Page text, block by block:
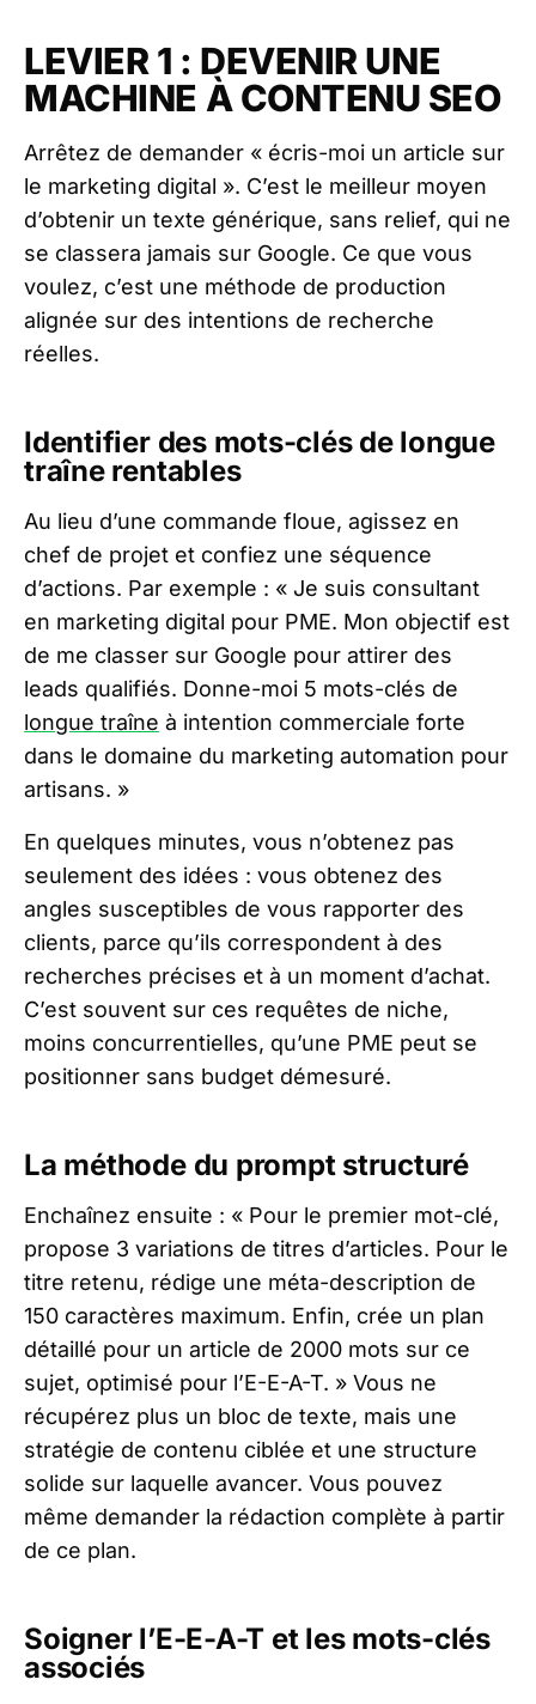
LEVIER 1 : DEVENIR UNE
MACHINE À CONTENU SEO
Arrêtez de demander « écris-moi un article sur
le marketing digital ». C’est le meilleur moyen
d’obtenir un texte générique, sans relief, qui ne
se classera jamais sur Google. Ce que vous
voulez, c’est une méthode de production
alignée sur des intentions de recherche
réelles.
Identifier des mots-clés de longue
traîne rentables
Au lieu d’une commande floue, agissez en
chef de projet et confiez une séquence
d’actions. Par exemple : « Je suis consultant
en marketing digital pour PME. Mon objectif est
de me classer sur Google pour attirer des
leads qualifiés. Donne-moi 5 mots-clés de
longue traîne à intention commerciale forte
dans le domaine du marketing automation pour
artisans. »
En quelques minutes, vous n’obtenez pas
seulement des idées : vous obtenez des
angles susceptibles de vous rapporter des
clients, parce qu’ils correspondent à des
recherches précises et à un moment d’achat.
C’est souvent sur ces requêtes de niche,
moins concurrentielles, qu’une PME peut se
positionner sans budget démesuré.
La méthode du prompt structuré
Enchaînez ensuite : « Pour le premier mot-clé,
propose 3 variations de titres d’articles. Pour le
titre retenu, rédige une méta-description de
150 caractères maximum. Enfin, crée un plan
détaillé pour un article de 2000 mots sur ce
sujet, optimisé pour l’E-E-A-T. » Vous ne
récupérez plus un bloc de texte, mais une
stratégie de contenu ciblée et une structure
solide sur laquelle avancer. Vous pouvez
même demander la rédaction complète à partir
de ce plan.
Soigner l’E-E-A-T et les mots-clés
associés